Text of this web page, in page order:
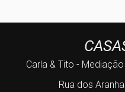
Carla & Tito -
Rua dos